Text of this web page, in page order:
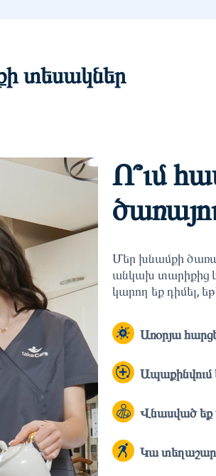
տեսակներ
Ո՞ւմ
Մեր խնամքի
անկախ տարիքից և
կարող եք դիմել,
Առօրյա
Ապաքինվում
Վնասված եք
Կա